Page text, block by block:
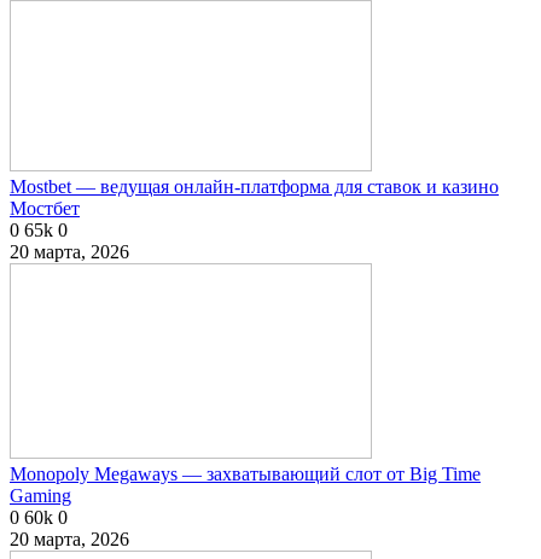
Mostbet — ведущая онлайн-платформа для ставок и казино
Мостбет
0 65k 0
20 марта, 2026
Monopoly Megaways — захватывающий слот от Big Time
Gaming
0 60k 0
20 марта, 2026